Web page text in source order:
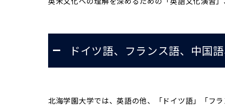
ドイツ語、フランス語、中国
北海学園大学では、英語の他、「ドイツ語」「フ